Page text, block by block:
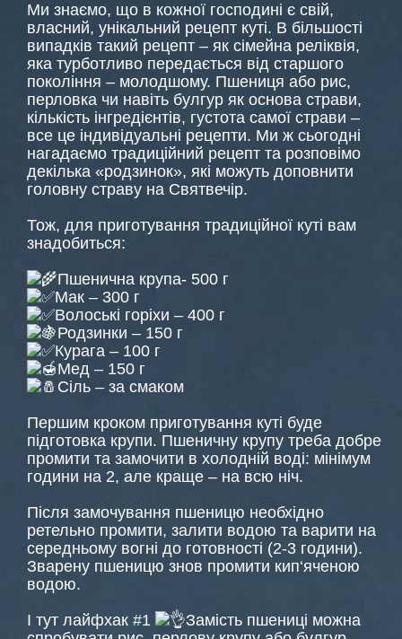
Ми знаємо, що в кожної господині є свій,
власний, унікальний рецепт куті. В більшості
випадків такий рецепт – як сімейна реліквія,
яка турботливо передається від старшого
покоління – молодшому. Пшениця або рис,
перловка чи навіть булгур як основа страви,
кількість інгредієнтів, густота самої страви –
все це індивідуальні рецепти. Ми ж сьогодні
нагадаємо традиційний рецепт та розповімо
декілька «родзинок», які можуть доповнити
головну страву на Святвечір.
Тож, для приготування традиційної куті вам
знадобиться:
Пшенична крупа- 500 г
Мак – 300 г
Волоські горіхи – 400 г
Родзинки – 150 г
Курага – 100 г
Мед – 150 г
Сіль – за смаком
Першим кроком приготування куті буде
підготовка крупи. Пшеничну крупу треба добре
промити та замочити в холодній воді: мінімум
години на 2, але краще – на всю ніч.
Після замочування пшеницю необхідно
ретельно промити, залити водою та варити на
середньому вогні до готовності (2-3 години).
Зварену пшеницю знов промити кип‘яченою
водою.
І тут лайфхак #1
Замість пшениці можна